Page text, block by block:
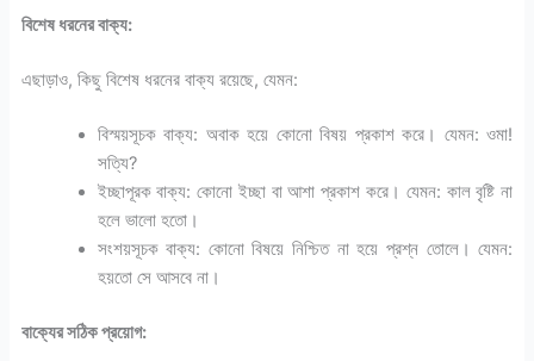
বিশেষ ধরনের বাক্য:
এছাড়াও, কিছু বিশেষ ধরনের বাক্য রয়েছে, যেমন:
বিস্ময়সূচক বাক্য: অবাক হয়ে কোনো বিষয় প্রকাশ করে। যেমন: ওমা!
সত্যি?
ইচ্ছাপূরক বাক্য: কোনো ইচ্ছা বা আশা প্রকাশ করে। যেমন: কাল বৃষ্টি না
হলে ভালো হতো।
সংশয়সূচক বাক্য: কোনো বিষয়ে নিশ্চিত না হয়ে প্রশ্ন তোলে। যেমন:
হয়তো সে আসবে না।
বাক্যের সঠিক প্রয়োগ: